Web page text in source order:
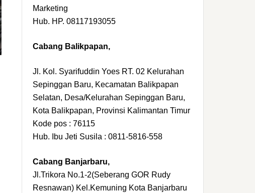
Marketing
Hub. HP. 08117193055
Cabang Balikpapan,
Jl. Kol. Syarifuddin Yoes RT. 02 Kelurahan
Sepinggan Baru, Kecamatan Balikpapan
Selatan, Desa/Kelurahan Sepinggan Baru,
Kota Balikpapan, Provinsi Kalimantan Timur
Kode pos : 76115
Hub. Ibu Jeti Susila : 0811-5816-558
Cabang Banjarbaru,
Jl.Trikora No.1-2(Seberang GOR Rudy
Resnawan) Kel.Kemuning Kota Banjarbaru